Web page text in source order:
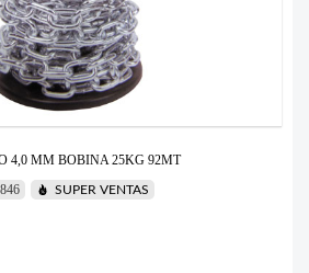
4,0 MM BOBINA 25KG 92MT
SUPER VENTAS